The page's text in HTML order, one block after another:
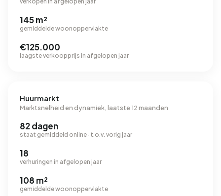
145 m²
gemiddelde woonoppervlakte
€125.000
laagste verkoopprijs in afgelopen jaar
Huurmarkt
Marktsnelheid en dynamiek, laatste 12 maanden
82 dagen
staat gemiddeld online · t.o.v. vorig jaar
18
verhuringen in afgelopen jaar
108 m²
gemiddelde woonoppervlakte